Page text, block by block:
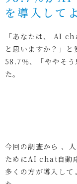
を導入して
「あなたは、 AI
と思いますか？」
58.7％、「ややそ
た。
今回の調査から 、
ためにAI chat自動
多くの方が導入して